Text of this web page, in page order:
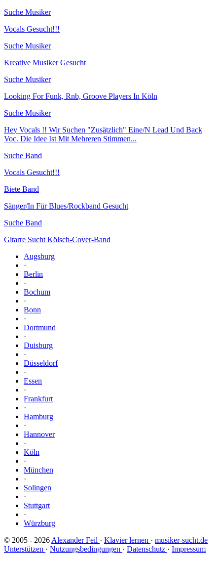
Suche Musiker
Vocals Gesucht!!!
Suche Musiker
Kreative Musiker Gesucht
Suche Musiker
Looking For Funk, Rnb, Groove Players In Köln
Suche Musiker
Hey Vocals !! Wir Suchen "Zusätzlich" Eine/N Lead Und Back
Voc. Die Idee Ist Mit Mehreren Stimmen...
Suche Band
Vocals Gesucht!!!
Biete Band
Sänger/In Für Blues/Rockband Gesucht
Suche Band
Gitarre Sucht Kölsch-Cover-Band
Augsburg
·
Berlin
·
Bochum
·
Bonn
·
Dortmund
·
Duisburg
·
Düsseldorf
·
Essen
·
Frankfurt
·
Hamburg
·
Hannover
·
Köln
·
München
·
Solingen
·
Stuttgart
·
Würzburg
© 2005 - 2026 Alexander Feil · Klavier lernen · musiker-sucht.de
Unterstützen · Nutzungsbedingungen · Datenschutz · Impressum